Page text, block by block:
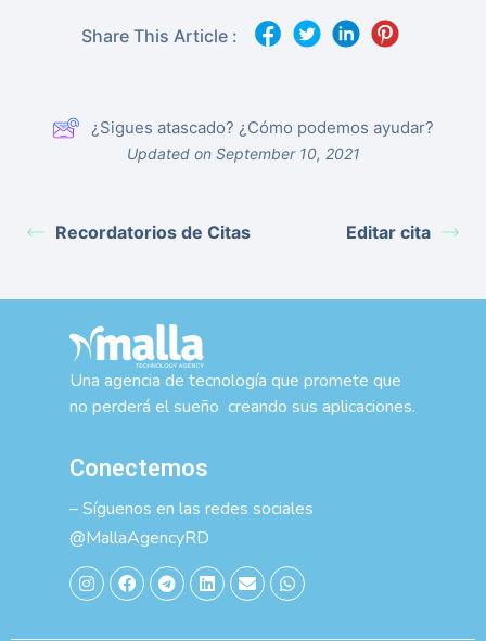
Share This Article :
¿Sigues atascado? ¿Cómo podemos ayudar?
Updated on September 10, 2021
Recordatorios de Citas Editar cita
Una agencia de tecnología que promete que
no perderá el sueño creando sus aplicaciones.
Conectemos
– Síguenos en las redes sociales
@MallaAgencyRD